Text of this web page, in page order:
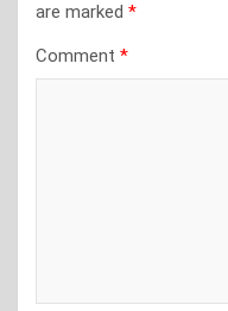
are marked *
Comment *